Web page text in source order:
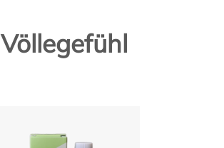
Völlegefühl